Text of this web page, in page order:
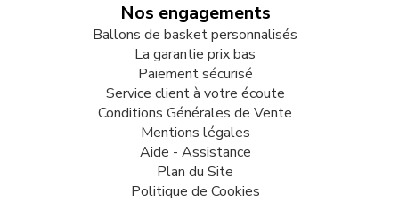
Nos engagements
Ballons de basket personnalisés
La garantie prix bas
Paiement sécurisé
Service client à votre écoute
Conditions Générales de Vente
Mentions légales
Aide - Assistance
Plan du Site
Politique de Cookies